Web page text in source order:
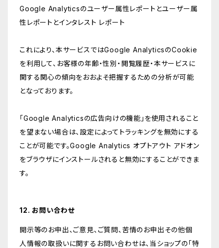
Google Analyticsのユーザー属性レポートとユーザー属
性レポートとインタレスト レポート
これにより、本サービスではGoogle AnalyticsのCookie
を利用して、お客様の年齢・性別・閲覧履歴・本サービスに
関する関心の傾向をおおよそ把握するための分析が可能
となっております。
「Google Analyticsの広告向けの機能」を使用されること
を望まない場合は、設定によってトラッキングを無効にする
ことが可能です。Google Analytics オプトアウト アドオン
をブラウザにインストールされると無効にすることができま
す。
12. お問い合わせ
開示等のお申出、ご意見、ご質問、苦情のお申出その他個
人情報の取扱いに関するお問い合わせは、当ショップの「特